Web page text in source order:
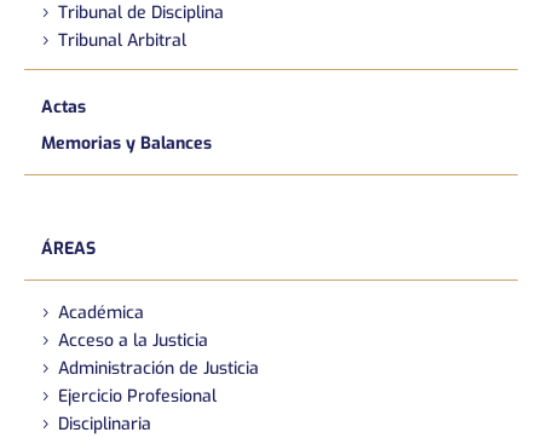
Tribunal de Disciplina
Tribunal Arbitral
Actas
Memorias y Balances
ÁREAS
Académica
Acceso a la Justicia
Administración de Justicia
Ejercicio Profesional
Disciplinaria